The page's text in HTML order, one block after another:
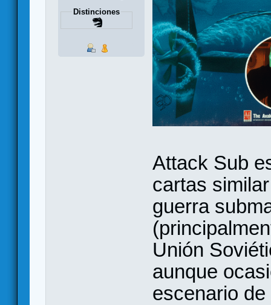
Distinciones
Attack Sub
cartas
guerra
Unión
aunque
escenario